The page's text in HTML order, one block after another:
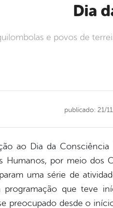
Dia
e povos de
publicado: 21/
ao Dia da Consciência
Humanos, por meio dos
uma série de
programação que teve
preocupado desde o